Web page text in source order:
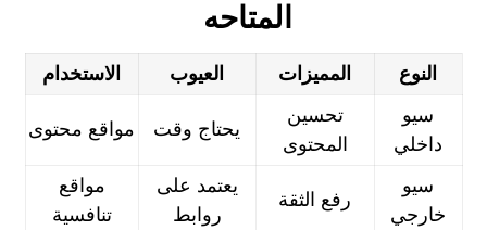
المتاحه
النوع المميزات العيوب
الاستخدام
سيو
داخلي
تحسين
المحتوى
يحتاج وقت مواقع محتوى
سيو
خارجي
رفع الثقة
يعتمد على
روابط
مواقع
تنافسية